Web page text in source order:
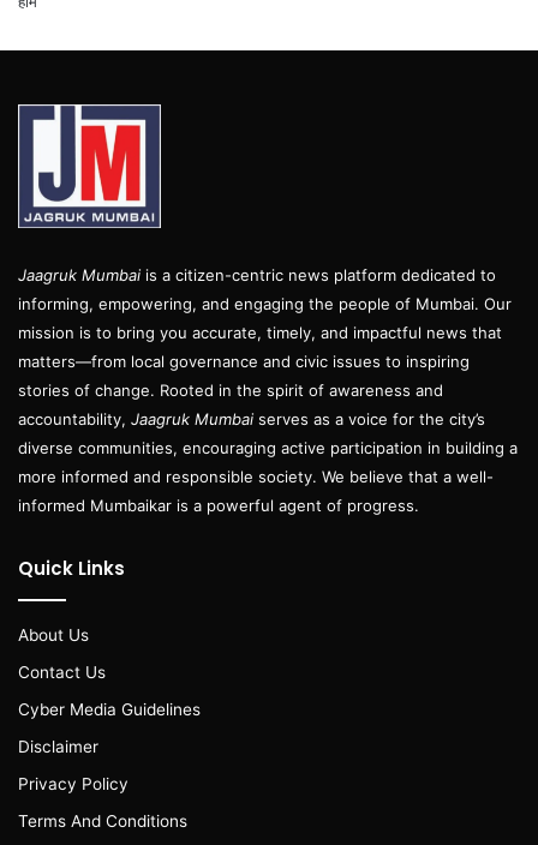
Jaagruk Mumbai is a citizen-centric news platform dedicated to
informing, empowering, and engaging the people of Mumbai. Our
mission is to bring you accurate, timely, and impactful news that
matters—from local governance and civic issues to inspiring
stories of change. Rooted in the spirit of awareness and
accountability, Jaagruk Mumbai serves as a voice for the city’s
diverse communities, encouraging active participation in building a
more informed and responsible society. We believe that a well-
informed Mumbaikar is a powerful agent of progress.
Quick Links
About Us
Contact Us
Cyber Media Guidelines
Disclaimer
Privacy Policy
Terms And Conditions